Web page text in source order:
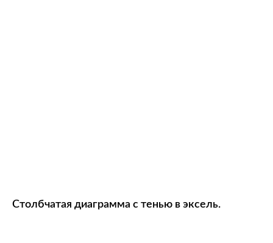
Столбчатая диаграмма с тенью в эксель.